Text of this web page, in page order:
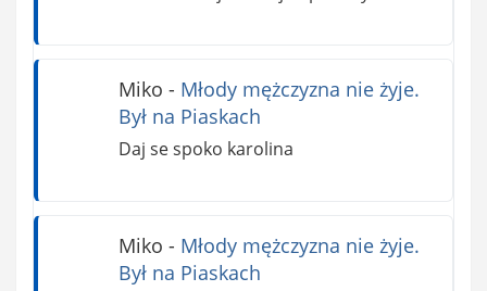
Miko - Młody mężczyzna nie żyje.
Był na Piaskach
Daj se spoko karolina
Miko - Młody mężczyzna nie żyje.
Był na Piaskach